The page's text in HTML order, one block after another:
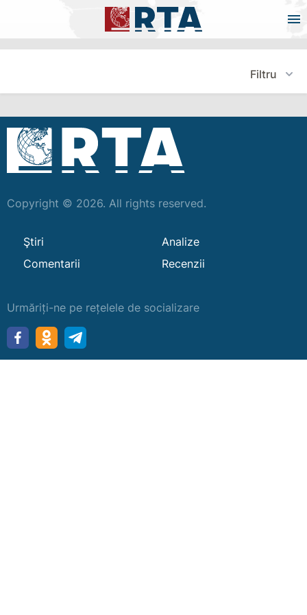
Filtru
Copyright © 2026. All rights reserved.
Ştiri
Analize
Comentarii
Recenzii
Urmăriți-ne pe rețelele de socializare